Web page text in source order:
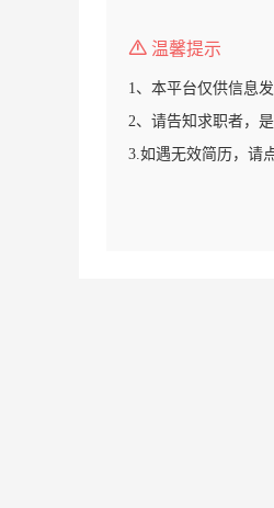
温馨提示
1、本平台仅供信息
2、请告知求职者，
3.如遇无效简历，请